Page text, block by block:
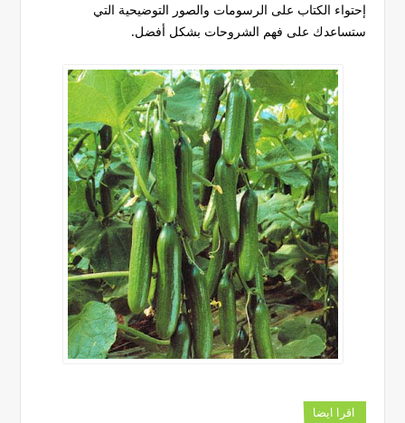
إحتواء الكتاب على الرسومات والصور التوضيحية التي
ستساعدك على فهم الشروحات بشكل أفضل.
اقرا ايضا